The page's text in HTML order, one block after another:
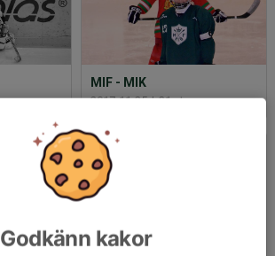
MIF - MIK
2017-11-25 | 31 st
CCM Trophy 2017
Godkänn kakor